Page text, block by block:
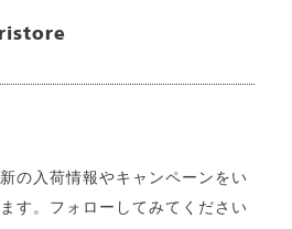
の入荷情報やキャンペーンをい
す。フォローしてみてください